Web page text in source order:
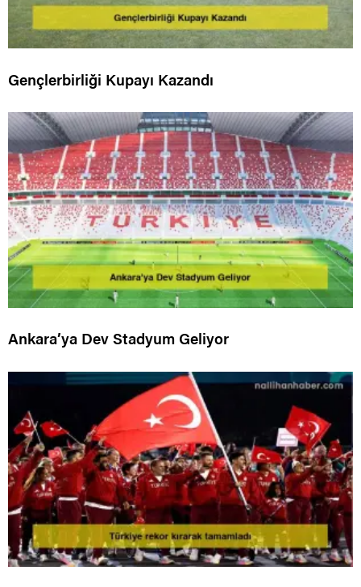
Gençlerbirliği Kupayı Kazandı
Ankara’ya Dev Stadyum Geliyor